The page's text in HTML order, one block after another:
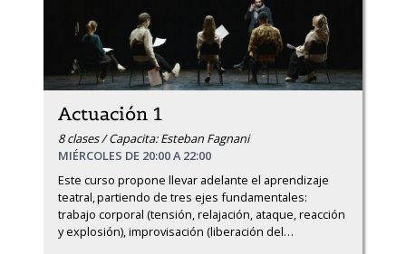
Actuación 1
8 clases / Capacita: Esteban Fagnani
MIÉRCOLES DE 20:00 A 22:00
Este curso propone llevar adelante el aprendizaje
teatral, partiendo de tres ejes fundamentales:
trabajo corporal (tensión, relajación, ataque, reacción
y explosión), improvisación (liberación del…